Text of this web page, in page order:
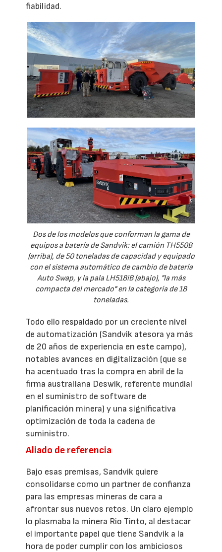
fiabilidad.
Dos de los modelos que conforman la gama de
equipos a batería de Sandvik: el camión TH550B
(arriba), de 50 toneladas de capacidad y equipado
con el sistema automático de cambio de batería
Auto Swap, y la pala LH518iB (abajo), "la más
compacta del mercado" en la categoría de 18
toneladas.
Todo ello respaldado por un creciente nivel
de automatización (Sandvik atesora ya más
de 20 años de experiencia en este campo),
notables avances en digitalización (que se
ha acentuado tras la compra en abril de la
firma australiana Deswik, referente mundial
en el suministro de software de
planificación minera) y una significativa
optimización de toda la cadena de
suministro.
Aliado de referencia
Bajo esas premisas, Sandvik quiere
consolidarse como un partner de confianza
para las empresas mineras de cara a
afrontar sus nuevos retos. Un claro ejemplo
lo plasmaba la minera Rio Tinto, al destacar
el importante papel que tiene Sandvik a la
hora de poder cumplir con los ambiciosos